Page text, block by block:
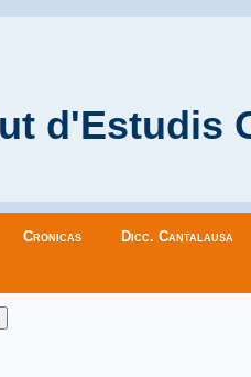
d'Estudis
Cronicas Dicc. Cantalausa